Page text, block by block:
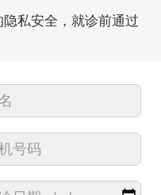
私安全，就诊前通过